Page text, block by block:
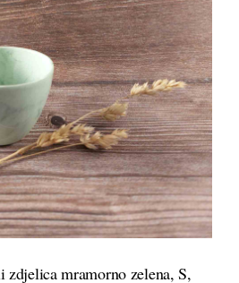
DETALJI
zdjelica mramorno zelena, S,